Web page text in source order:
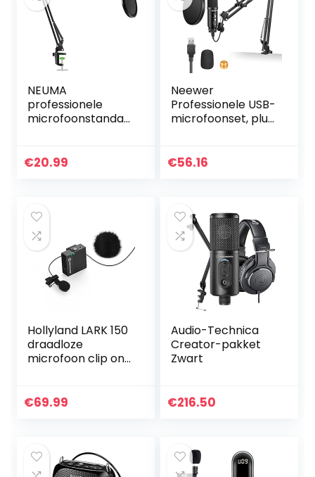
NEUMA
professionele
microfoonstandaa
heavy duty
standaard en…
€20.99
Neewer
Professionele USB-
microfoonset, plug
latentie, mute-
€56.16
Hollyland LARK 150
draadloze
microfoon clip on
met 2,4 GHz voor
€69.99
Audio-Technica
Creator-pakket
Zwart
€216.50